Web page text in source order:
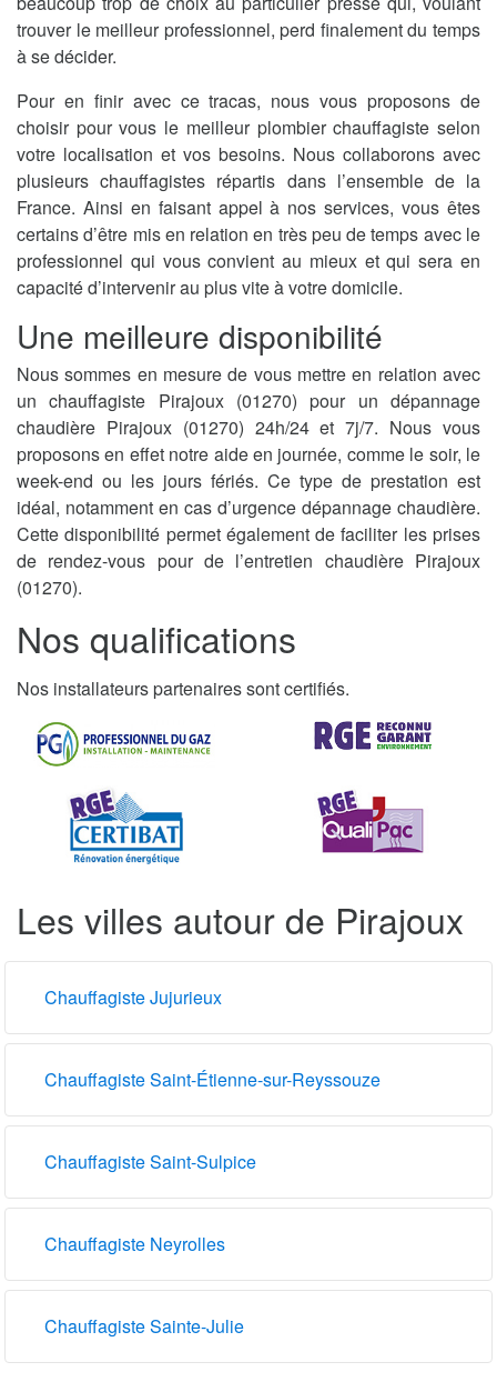
trouver le meilleur professionnel, perd finalement du temps
à se décider.
Pour en finir avec ce tracas, nous vous proposons de
choisir pour vous le meilleur plombier chauffagiste selon
votre localisation et vos besoins. Nous collaborons avec
plusieurs chauffagistes répartis dans l’ensemble de la
France. Ainsi en faisant appel à nos services, vous êtes
certains d’être mis en relation en très peu de temps avec le
professionnel qui vous convient au mieux et qui sera en
capacité d’intervenir au plus vite à votre domicile.
Une meilleure disponibilité
Nous sommes en mesure de vous mettre en relation avec
un chauffagiste Pirajoux (01270) pour un dépannage
chaudière Pirajoux (01270) 24h/24 et 7j/7. Nous vous
proposons en effet notre aide en journée, comme le soir, le
week-end ou les jours fériés. Ce type de prestation est
idéal, notamment en cas d’urgence dépannage chaudière.
Cette disponibilité permet également de faciliter les prises
de rendez-vous pour de l’entretien chaudière Pirajoux
(01270).
Nos qualifications
Nos installateurs partenaires sont certifiés.
Les villes autour de Pirajoux
Chauffagiste Jujurieux
Chauffagiste Saint-Étienne-sur-Reyssouze
Chauffagiste Saint-Sulpice
Chauffagiste Neyrolles
Chauffagiste Sainte-Julie